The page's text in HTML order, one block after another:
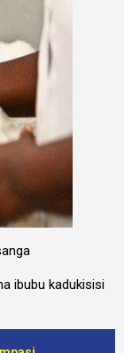
ibubu kadukisisi